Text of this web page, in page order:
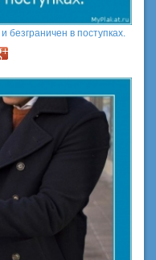
и безграничен в поступках.